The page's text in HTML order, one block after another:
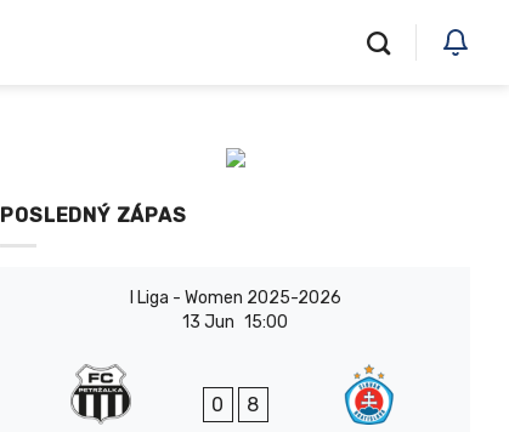
POSLEDNÝ ZÁPAS
I Liga - Women 2025-2026
13 Jun 15:00
0 8